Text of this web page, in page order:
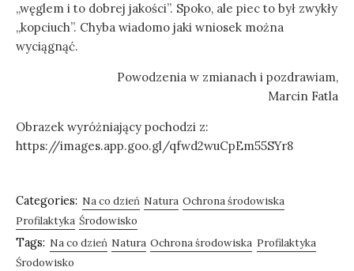
„węglem i to dobrej jakości”. Spoko, ale piec to był zwykły
„kopciuch”. Chyba wiadomo jaki wniosek można
wyciągnąć.
Powodzenia w zmianach i pozdrawiam,
Marcin Fatla
Obrazek wyróżniający pochodzi z:
https://images.app.goo.gl/qfwd2wuCpEm55SYr8
Categories: Na co dzień Natura Ochrona środowiska
Profilaktyka Środowisko
Tags: Na co dzień Natura Ochrona środowiska Profilaktyka
Środowisko